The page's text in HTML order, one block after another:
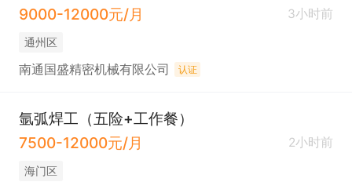
9000-12000元/月
3小时前
通州区
南通国盛精密机械有限公司 认证
氩弧焊工（五险+工作餐）
7500-12000元/月
2小时前
海门区